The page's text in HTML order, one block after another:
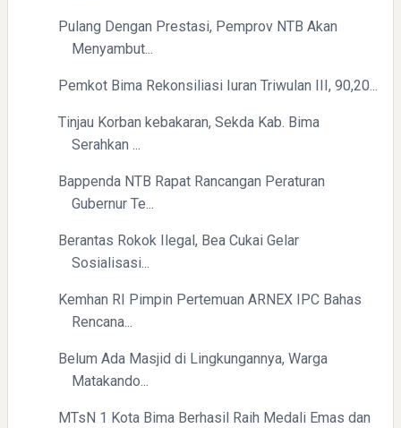
Pulang Dengan Prestasi, Pemprov NTB Akan
Menyambut...
Pemkot Bima Rekonsiliasi Iuran Triwulan III, 90,20...
Tinjau Korban kebakaran, Sekda Kab. Bima
Serahkan ...
Bappenda NTB Rapat Rancangan Peraturan
Gubernur Te...
Berantas Rokok Ilegal, Bea Cukai Gelar
Sosialisasi...
Kemhan RI Pimpin Pertemuan ARNEX IPC Bahas
Rencana...
Belum Ada Masjid di Lingkungannya, Warga
Matakando...
MTsN 1 Kota Bima Berhasil Raih Medali Emas dan